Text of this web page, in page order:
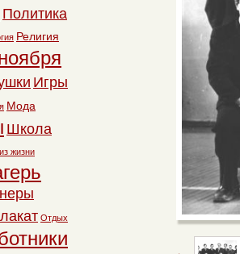
Политика
Религия
Игры
Мода
Школа
жизни
Отдых